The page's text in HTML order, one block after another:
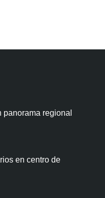
regional
en centro de